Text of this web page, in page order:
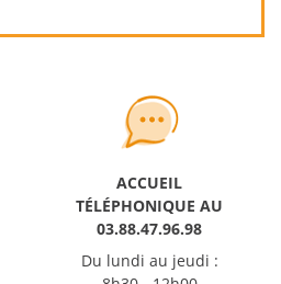
ACCUEIL
TÉLÉPHONIQUE AU
03.88.47.96.98
Du lundi au jeudi :